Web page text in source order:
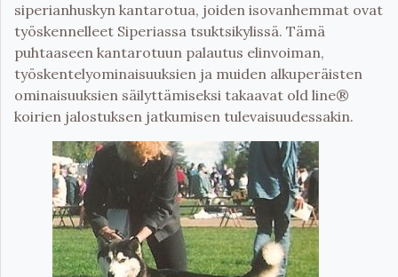
siperianhuskyn kantarotua, joiden isovanhemmat ovat
työskennelleet Siperiassa tsuktsikylissä. Tämä
puhtaaseen kantarotuun palautus elinvoiman,
työskentelyominaisuuksien ja muiden alkuperäisten
ominaisuuksien säilyttämiseksi takaavat old line®
koirien jalostuksen jatkumisen tulevaisuudessakin.